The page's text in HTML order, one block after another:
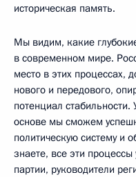
историческая память.
Мы видим, какие
в современном мире.
место в этих процессах,
нового и передового,
потенциал
основе мы сможем
политическую систему и
знаете, все эти
партии, руководители